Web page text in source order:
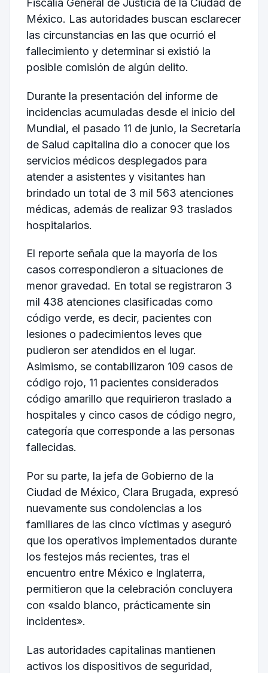
Fiscalía General de Justicia de la Ciudad de
México. Las autoridades buscan esclarecer
las circunstancias en las que ocurrió el
fallecimiento y determinar si existió la
posible comisión de algún delito.
Durante la presentación del informe de
incidencias acumuladas desde el inicio del
Mundial, el pasado 11 de junio, la Secretaría
de Salud capitalina dio a conocer que los
servicios médicos desplegados para
atender a asistentes y visitantes han
brindado un total de 3 mil 563 atenciones
médicas, además de realizar 93 traslados
hospitalarios.
El reporte señala que la mayoría de los
casos correspondieron a situaciones de
menor gravedad. En total se registraron 3
mil 438 atenciones clasificadas como
código verde, es decir, pacientes con
lesiones o padecimientos leves que
pudieron ser atendidos en el lugar.
Asimismo, se contabilizaron 109 casos de
código rojo, 11 pacientes considerados
código amarillo que requirieron traslado a
hospitales y cinco casos de código negro,
categoría que corresponde a las personas
fallecidas.
Por su parte, la jefa de Gobierno de la
Ciudad de México, Clara Brugada, expresó
nuevamente sus condolencias a los
familiares de las cinco víctimas y aseguró
que los operativos implementados durante
los festejos más recientes, tras el
encuentro entre México e Inglaterra,
permitieron que la celebración concluyera
con «saldo blanco, prácticamente sin
incidentes».
Las autoridades capitalinas mantienen
activos los dispositivos de seguridad,